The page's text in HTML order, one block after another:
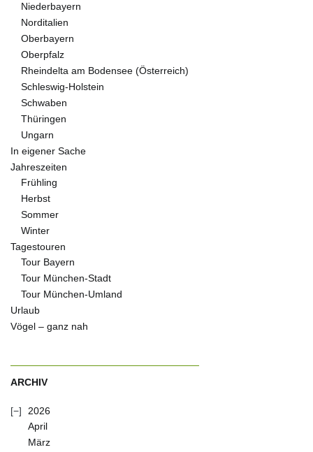
Niederbayern
Norditalien
Oberbayern
Oberpfalz
Rheindelta am Bodensee (Österreich)
Schleswig-Holstein
Schwaben
Thüringen
Ungarn
In eigener Sache
Jahreszeiten
Frühling
Herbst
Sommer
Winter
Tagestouren
Tour Bayern
Tour München-Stadt
Tour München-Umland
Urlaub
Vögel – ganz nah
ARCHIV
2026
April
März